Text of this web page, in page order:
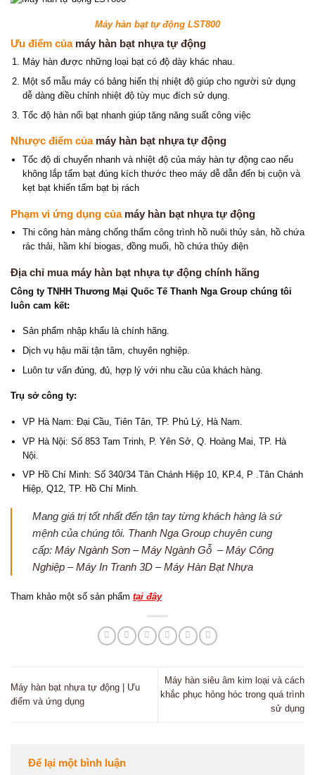
Máy hàn bạt tự động LST800
Ưu điểm của máy hàn bạt nhựa tự động
Máy hàn được những loại bạt có độ dày khác nhau.
Một số mẫu máy có bảng hiển thị nhiệt độ giúp cho người sử dụng
dễ dàng điều chỉnh nhiệt độ tùy mục đích sử dụng.
Tốc độ hàn nối bạt nhanh giúp tăng năng suất công việc
Nhược điểm của máy hàn bạt nhựa tự động
Tốc độ di chuyển nhanh và nhiệt độ của máy hàn tự động cao nếu
không lắp tấm bạt đúng kích thước theo máy dễ dẫn đến bị cuộn và
kẹt bạt khiến tấm bạt bị rách
Phạm vi ứng dụng của máy hàn bạt nhựa tự động
Thi công hàn màng chống thấm công trình hồ nuôi thủy sản, hồ chứa
rác thải, hầm khí biogas, đồng muối, hồ chứa thủy điện
Địa chỉ mua máy hàn bạt nhựa tự động chính hãng
Công ty TNHH Thương Mại Quốc Tế Thanh Nga Group chúng tôi
luôn cam kết:
Sản phẩm nhập khẩu là chính hãng.
Dịch vụ hậu mãi tận tâm, chuyên nghiệp.
Luôn tư vấn đúng, đủ, hợp lý với nhu cầu của khách hàng.
Trụ sở công ty:
VP Hà Nam: Đại Cầu, Tiên Tân, TP. Phủ Lý, Hà Nam.
VP Hà Nội: Số 853 Tam Trinh, P. Yên Sở, Q. Hoàng Mai, TP. Hà
Nội.
VP Hồ Chí Minh: Số 340/34 Tân Chánh Hiệp 10, KP.4, P .Tân Chánh
Hiệp, Q12, TP. Hồ Chí Minh.
Mang giá trị tốt nhất đến tận tay từng khách hàng là sứ
mệnh của chúng tôi. Thanh Nga Groupchuyên cung
cấp: Máy Ngành Sơn –Máy Ngành Gỗ –Máy Công
Nghiệp–Máy In Tranh 3D–Máy Hàn Bạt Nhựa
Tham khảo một số sản phẩm tại đây
Máy hàn bạt nhựa tự động | Ưu
điểm và ứng dụng
Máy hàn siêu âm kim loại và cách
khắc phục hỏng hóc trong quá trình
sử dụng
Để lại một bình luận